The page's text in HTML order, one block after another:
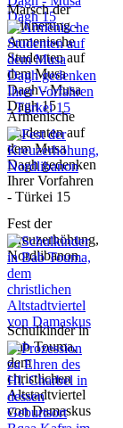
Marsch der
Erinnerung -
Armenische
Studenten auf
dem Musa
Dagh - Musa
Dagh 15
Armenische
Studenten auf
dem Musa
Dagh gedenken
Ihrer Vorfahren
- Türkei 15
Fest der
Kreuzerhöhung,
Nordlibanon
Schulkinder in
Bab Touma,
dem
christlichen
Altstadtviertel
von Damaskus